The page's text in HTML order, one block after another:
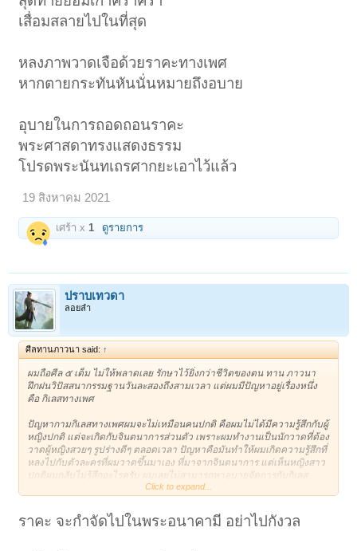
เสื่อมสลายไปในที่สุด
หลงภาพวาดเจือด้วยราคะทางเพศ
หากตายกระทันหันนั่นหมายถึงอบาย
อุบายในการถอดถอนราคะ
พระศาสดาทรงแสดงธรรม
โปรดพระนันทเถรศากยะเอาไว้แล้ว
19 สิงหาคม 2021
เศร้า x 1 ดูรายการ
ปราบเทวดา
ลอยลำ
ศีลทานภาวนา said: ↑
ผมถือศีล ๕ เต็ม ไม่ให้พลาดเลย รักษาไว้ยิ่งกว่าชีวิตของตน ทาน ภาวนา
ฝึกฝนวิปัสสนากรรมฐานวันละสองถึงสามเวลา แต่ผมมีปัญหาอยู่เรื่องหนึ่ง
คือ กิเลสทางเพศ
ปัญหากามกิเลสทางเพศผมจะไม่เหมือนคนปกติ คือผมไม่ได้มีความรู้สึกกับผู้
หญิงปกติ แต่จะเกิดกับจินตนาการส่วนตัว เพราะผมทำงานเป็นนักวาดที่ต้อง
วาดผู้หญิงสวยๆ รูปร่างดีๆ ตลอดเวลา ปัญหาคือมันทำให้ผมเกิดความรู้สึกที่
หลงไปกับตัวละครที่ผมวาดขึ้นมาเอง ที่มาจากจินตนาการ แต่เห็นหญิงสาว
ปกติผมกลับไม่รู้สึกอะไรครับ ผมเลยไม่สามารถหาอุบายจัดการกับกิเลส
แปลกๆ ของตนเองนี่ได้ ทุกวันนี้พยายามทำอสุภะ พิจารณาร่างกายอยู่ครับ ก็
ปลดเปลื้องตนเองเป็นครั้งคราวที่อดไม่ไหวจริงๆ เพื่อไม่ให้ความรู้สึกมัน
รบกวนผมมากนัก จะได้ปฏิบัติธรรมสบายๆ แต่ศีล ๕ ผมครบครับ ไม่ได้ไป
Click to expand...
ราคะ จะกำจัดไปในพระอนาคามี อย่าไปกังวล